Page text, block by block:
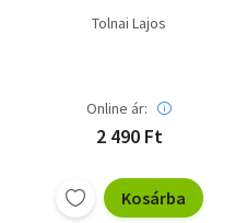
Tolnai Lajos
Online ár:
2 490 Ft
Kosárba